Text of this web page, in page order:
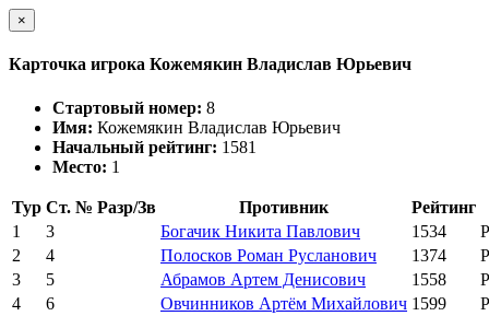
×
Карточка игрока Кожемякин Владислав Юрьевич
Стартовый номер: 8
Имя: Кожемякин Владислав Юрьевич
Начальный рейтинг: 1581
Место: 1
Тур Ст. № Разр/Зв Противник
Рейтинг
1
3 Богачик Никита Павлович 1534
2
4 Полосков Роман Русланович 1374
3
5 Абрамов Артем Денисович 1558
4
6 Овчинников Артём Михайлович 1599